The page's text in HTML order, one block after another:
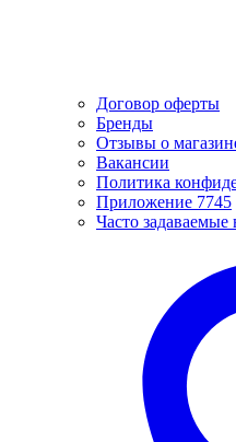
Договор оферты
Бренды
Отзывы о
Вакансии
Политика
Приложение 7745
Часто задаваемые